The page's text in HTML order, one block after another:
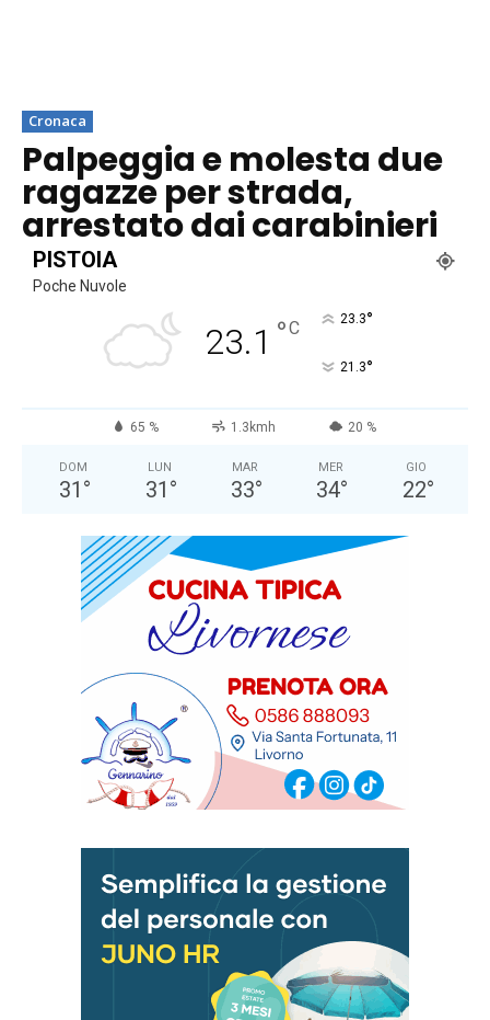
Cronaca
Palpeggia e molesta due
ragazze per strada,
arrestato dai carabinieri
PISTOIA
Poche Nuvole
23.1 °C 23.3°
21.3°
65 % 1.3kmh 20 %
DOM
31 °
LUN
31 °
MAR
33°
MER
34°
GIO
22°